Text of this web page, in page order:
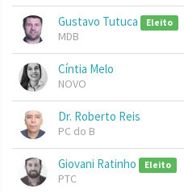
Gustavo Tutuca Eleito
MDB
Cíntia Melo
NOVO
Dr. Roberto Reis
PC do B
Giovani Ratinho Eleito
PTC